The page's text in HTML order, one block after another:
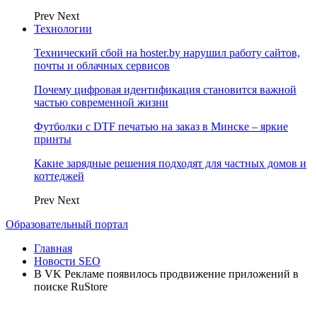
Prev Next
Технологии
Технический сбой на hoster.by нарушил работу сайтов,
почты и облачных сервисов
Почему цифровая идентификация становится важной
частью современной жизни
Футболки с DTF печатью на заказ в Минске – яркие
принты
Какие зарядные решения подходят для частных домов и
коттеджей
Prev Next
Образовательный портал
Главная
Новости SEO
В VK Рекламе появилось продвижение приложений в
поиске RuStore